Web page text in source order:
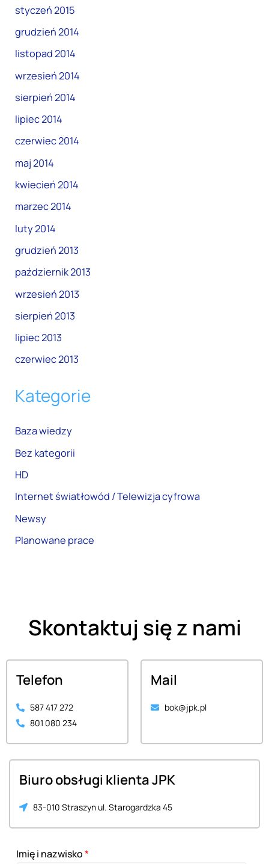
styczeń 2015
grudzień 2014
listopad 2014
wrzesień 2014
sierpień 2014
lipiec 2014
czerwiec 2014
maj 2014
kwiecień 2014
marzec 2014
luty 2014
grudzień 2013
październik 2013
wrzesień 2013
sierpień 2013
lipiec 2013
czerwiec 2013
Kategorie
Baza wiedzy
Bez kategorii
HD
Internet światłowód / Telewizja cyfrowa
Newsy
Planowane prace
Skontaktuj się z nami
Telefon
587 417 272
801 080 234
Mail
bok@jpk.pl
Biuro obsługi klienta JPK
83-010 Straszyn ul. Starogardzka 45
Imię i nazwisko*